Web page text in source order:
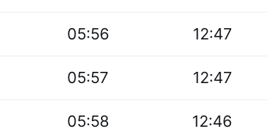
05:56 12:47
05:57 12:47
05:58 12:46